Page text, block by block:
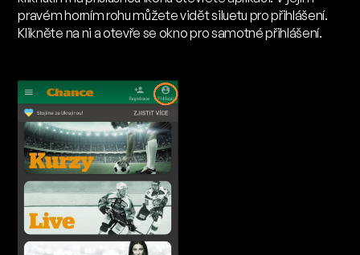
pravém horním rohu můžete vidět siluetu pro přihlášení.
Klikněte na ni a otevře se okno pro samotné přihlášení.